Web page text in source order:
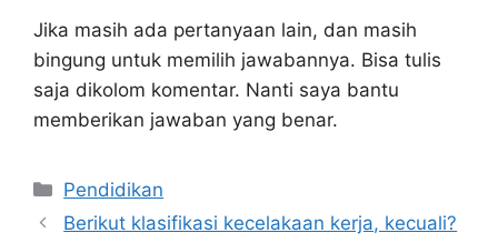
Jika masih ada pertanyaan lain, dan masih
bingung untuk memilih jawabannya. Bisa tulis
saja dikolom komentar. Nanti saya bantu
memberikan jawaban yang benar.
Kategori
Pendidikan
Berikut klasifikasi kecelakaan kerja, kecuali?